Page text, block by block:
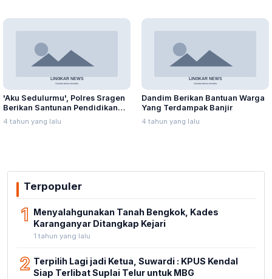
'Aku Sedulurmu', Polres Sragen
Berikan Santunan Pendidikan
Anak Yatim Piatu
4 tahun yang lalu
Dandim Berikan Bantuan Warga
Yang Terdampak Banjir
4 tahun yang lalu
Terpopuler
1 Menyalahgunakan Tanah Bengkok, Kades
Karanganyar Ditangkap Kejari
1 tahun yang lalu
2 Terpilih Lagi jadi Ketua, Suwardi : KPUS Kendal
Siap Terlibat Suplai Telur untuk MBG